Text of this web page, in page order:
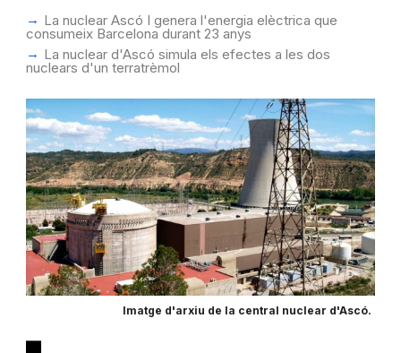
La nuclear Ascó I genera l'energia elèctrica que
consumeix Barcelona durant 23 anys
La nuclear d'Ascó simula els efectes a les dos
nuclears d'un terratrèmol
Imatge d'arxiu de la central nuclear d'Ascó.